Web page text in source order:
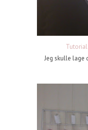
Jeg skulle lage